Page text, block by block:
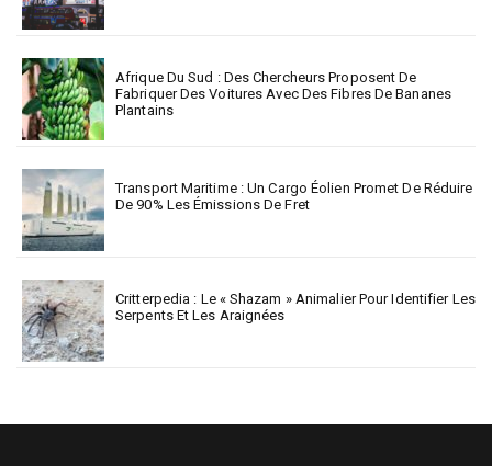
Afrique Du Sud : Des Chercheurs Proposent De
Fabriquer Des Voitures Avec Des Fibres De Bananes
Plantains
Transport Maritime : Un Cargo Éolien Promet De Réduire
De 90% Les Émissions De Fret
Critterpedia : Le « Shazam » Animalier Pour Identifier Les
Serpents Et Les Araignées